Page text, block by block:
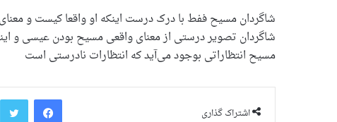
شاگردان مسیح ففط با درک درست اینکه او واقعا کیست و
شاگردان تصویر درستی از معنای واقعی مسیح بودن عیسی و
مسیح انتظاراتی بوجود می‌آید که انتظارات نادرستی است
اشتراک گذاری
فیس بوک